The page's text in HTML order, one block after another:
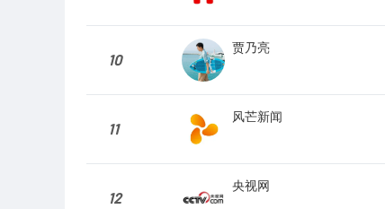
10
贾乃亮
11
风芒新闻
12
央视网